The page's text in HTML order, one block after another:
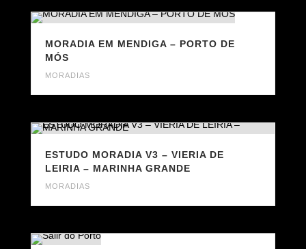
MORADIA EM MENDIGA – PORTO DE
MÓS
MORADIAS
ESTUDO MORADIA V3 – VIERIA DE
LEIRIA – MARINHA GRANDE
MORADIAS